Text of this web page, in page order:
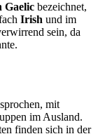
Gaelic bezeichnet,
Irish und im
sein, da
mit
im Ausland.
finden sich in der